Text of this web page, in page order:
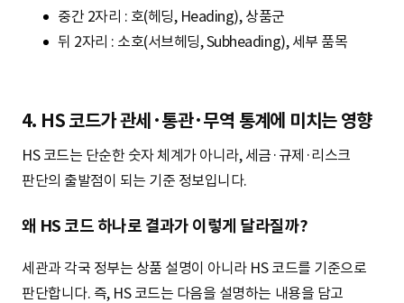
중간 2자리 : 호(헤딩, Heading), 상품군
뒤 2자리 : 소호(서브헤딩, Subheading), 세부 품목
4. HS 코드가 관세·통관·무역 통계에 미치는 영향
HS 코드는 단순한 숫자 체계가 아니라, 세금·규제·리스크
판단의 출발점이 되는 기준 정보입니다.
왜 HS 코드 하나로 결과가 이렇게 달라질까?
세관과 각국 정부는 상품 설명이 아니라 HS 코드를 기준으로
판단합니다. 즉, HS 코드는 다음을 설명하는 내용을 담고